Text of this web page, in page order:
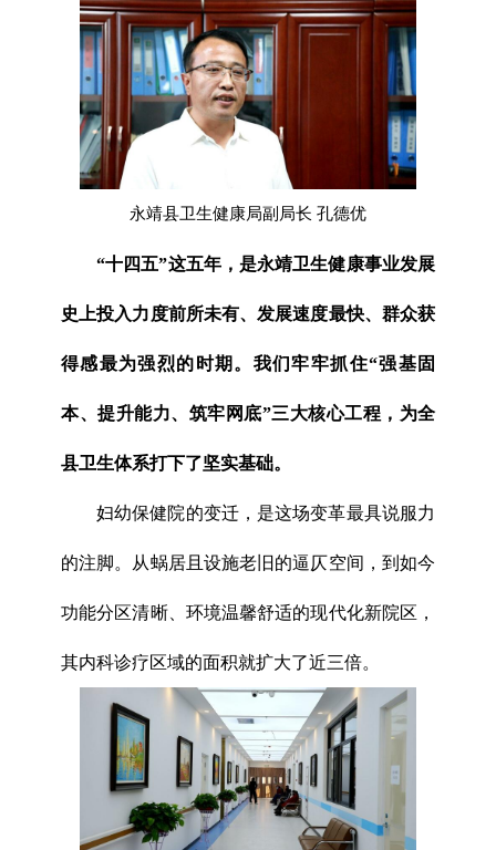
永靖县卫生健康局副局长 孔德优
“十四五”这五年，是永靖卫生健康事业发展
史上投入力度前所未有、发展速度最快、群众获
得感最为强烈的时期。我们牢牢抓住“强基固
本、提升能力、筑牢网底”三大核心工程，为全
县卫生体系打下了坚实基础。
妇幼保健院的变迁，是这场变革最具说服力
的注脚。从蜗居且设施老旧的逼仄空间，到如今
功能分区清晰、环境温馨舒适的现代化新院区，
其内科诊疗区域的面积就扩大了近三倍。